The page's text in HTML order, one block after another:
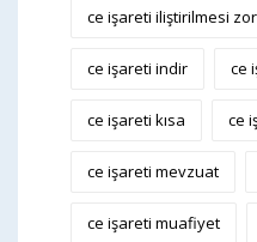
ce işareti iliştirilmesi
ce işareti indir ce
ce işareti kısa ce
ce işareti mevzuat
ce işareti muafiyet